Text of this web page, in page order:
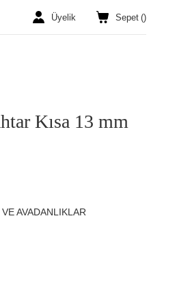
Üyelik Sepet ()
Kısa 13 mm
AVADANLIKLAR